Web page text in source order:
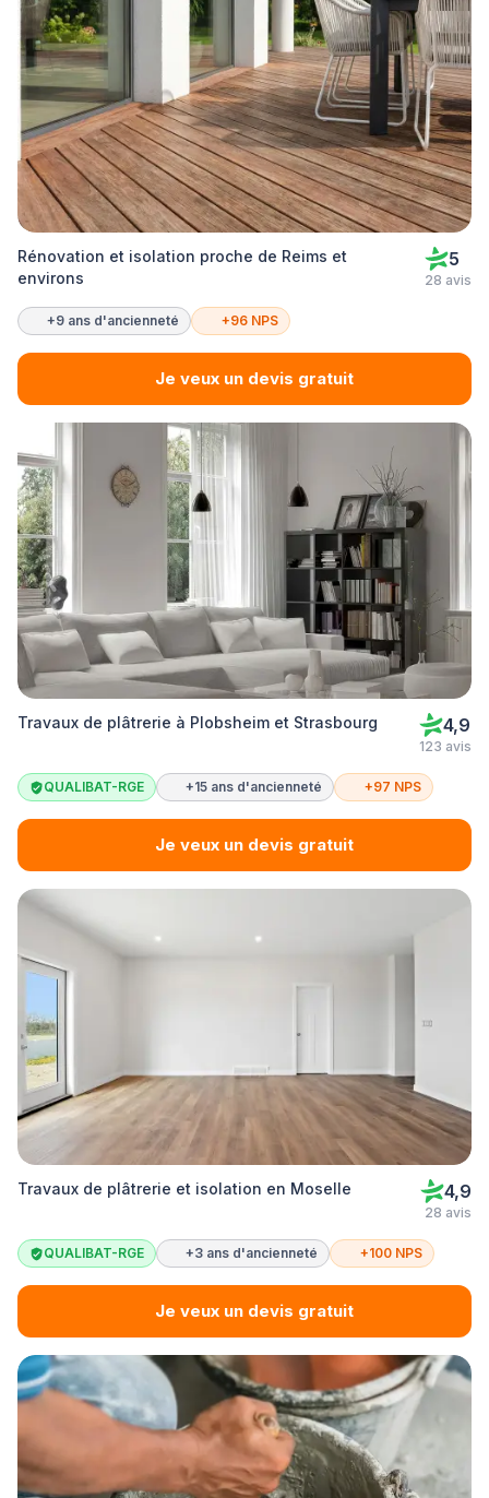
Rénovation et isolation proche de Reims et
environs
5
28 avis
+9 ans d'ancienneté +96 NPS
Je veux un devis gratuit
Travaux de plâtrerie à Plobsheim et Strasbourg 4,9
123 avis
QUALIBAT-RGE +15 ans d'ancienneté +97 NPS
Je veux un devis gratuit
Travaux de plâtrerie et isolation en Moselle 4,9
28 avis
QUALIBAT-RGE +3 ans d'ancienneté +100 NPS
Je veux un devis gratuit